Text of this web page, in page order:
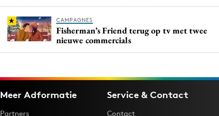
CAMPAGNES
Fisherman’s Friend terug op tv met twee
nieuwe commercials
Meer Adformatie
Partners
Service & Contact
Contact